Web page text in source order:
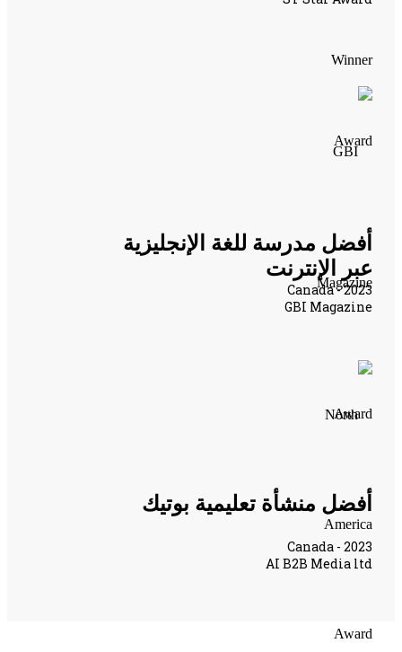
أفضل مدرسة للغة الإنجليزية
عبر الإنترنت
Canada - 2023
GBI Magazine
أفضل منشأة تعليمية بوتيك
Canada - 2023
AI B2B Media ltd